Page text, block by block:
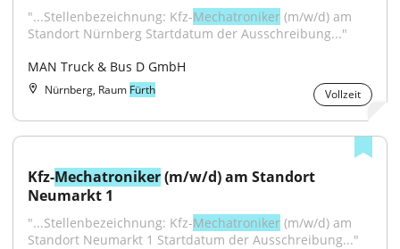
"...Stellenbezeichnung: Kfz-Mechatroniker (m/w/d) am
Standort Nürnberg Startdatum der Ausschreibung..."
MAN Truck & Bus D GmbH
Nürnberg, Raum Fürth Vollzeit
Kfz-Mechatroniker (m/w/d) am Standort
Neumarkt 1
"...Stellenbezeichnung: Kfz-Mechatroniker (m/w/d) am
Standort Neumarkt 1 Startdatum der Ausschreibung..."